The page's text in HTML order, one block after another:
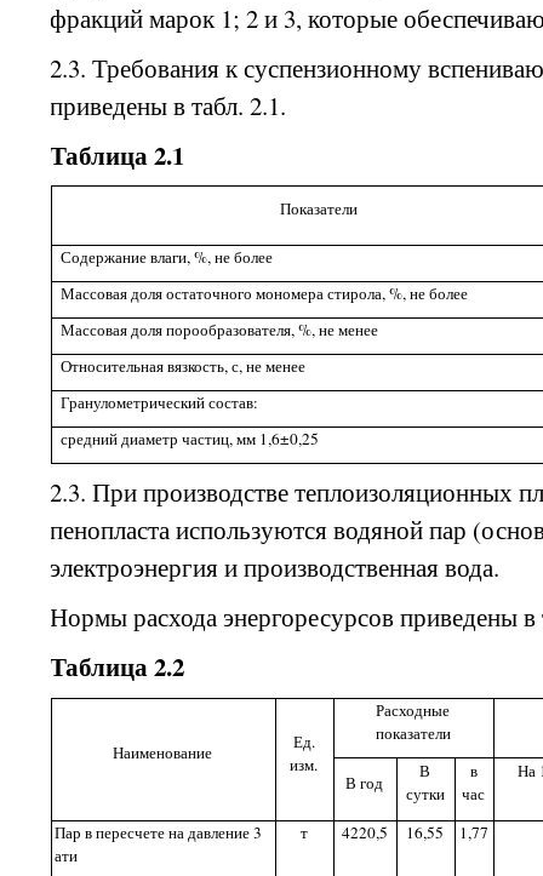
фракций марок 1; 2 и 3, которые
2.3. Требования к суспензионному
приведены в табл. 2.1.
Таблица 2.1
Показатели
Содержание влаги,%, неболее
Массовая доля остаточного мономера стирола,%, неболее
Массовая доля порообразователя,%, неменее
Относительная вязкость, с, не менее
Гранулометрический состав:
средний диаметр частиц, мм 1,6±0,25
2.3. При производстве теплоизоляционных
пенопласта используются водяной пар
электроэнергия и производственная вода.
Нормы расхода энергоресурсов приведены в
Таблица 2.2
Наименование
Ед.
изм.
Расходные
показатели
В год
В
сутки
в
час
На
Пар в пересчете на давление 3
ати
т 4220,5 16,55 1,77